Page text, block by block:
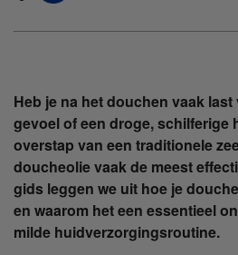
Heb je na het douchen vaak
gevoel of een droge, schilferige
overstap van een traditionele
doucheolie vaak de meest
gids leggen we uit hoe je
en waarom het een essentieel
milde huidverzorgingsroutine.